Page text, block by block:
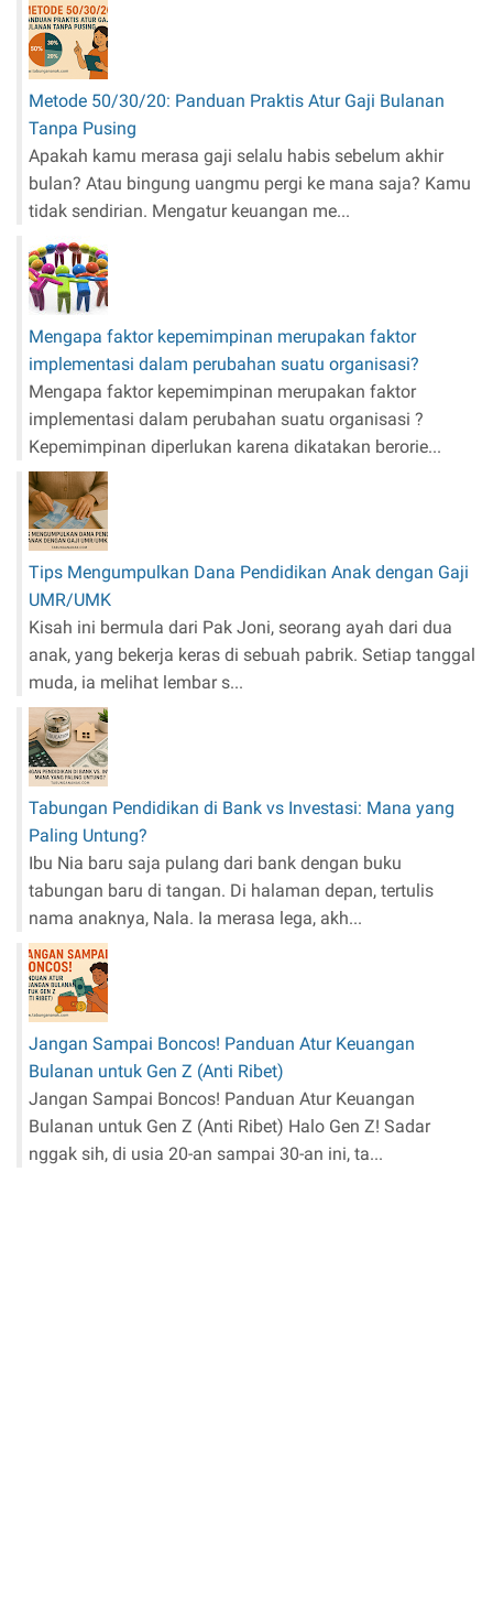
Metode 50/30/20: Panduan Praktis Atur Gaji Bulanan
Tanpa Pusing
Apakah kamu merasa gaji selalu habis sebelum akhir
bulan? Atau bingung uangmu pergi ke mana saja? Kamu
tidak sendirian. Mengatur keuangan me...
Mengapa faktor kepemimpinan merupakan faktor
implementasi dalam perubahan suatu organisasi?
Mengapa faktor kepemimpinan merupakan faktor
implementasi dalam perubahan suatu organisasi ?
Kepemimpinan diperlukan karena dikatakan berorie...
Tips Mengumpulkan Dana Pendidikan Anak dengan Gaji
UMR/UMK
Kisah ini bermula dari Pak Joni, seorang ayah dari dua
anak, yang bekerja keras di sebuah pabrik. Setiap tanggal
muda, ia melihat lembar s...
Tabungan Pendidikan di Bank vs Investasi: Mana yang
Paling Untung?
Ibu Nia baru saja pulang dari bank dengan buku
tabungan baru di tangan. Di halaman depan, tertulis
nama anaknya, Nala. Ia merasa lega, akh...
Jangan Sampai Boncos! Panduan Atur Keuangan
Bulanan untuk Gen Z (Anti Ribet)
Jangan Sampai Boncos! Panduan Atur Keuangan
Bulanan untuk Gen Z (Anti Ribet) Halo Gen Z! Sadar
nggak sih, di usia 20-an sampai 30-an ini, ta...